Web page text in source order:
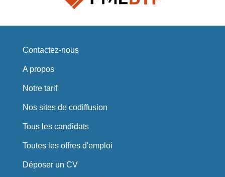
Contactez-nous
A propos
Notre tarif
Nos sites de codiffusion
Tous les candidats
Toutes les offres d'emploi
Déposer un CV